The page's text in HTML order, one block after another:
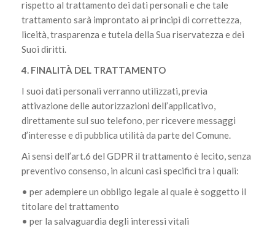
rispetto al trattamento dei dati personali e che tale
trattamento sarà improntato ai principi di correttezza,
liceità, trasparenza e tutela della Sua riservatezza e dei
Suoi diritti.
4. FINALITÀ DEL TRATTAMENTO
I suoi dati personali verranno utilizzati, previa
attivazione delle autorizzazioni dell’applicativo,
direttamente sul suo telefono, per ricevere messaggi
d’interesse e di pubblica utilità da parte del Comune.
Ai sensi dell’art.6 del GDPR il trattamento è lecito, senza
preventivo consenso, in alcuni casi specifici tra i quali:
• per adempiere un obbligo legale al quale è soggetto il
titolare del trattamento
• per la salvaguardia degli interessi vitali